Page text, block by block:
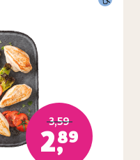
3,59
2,89